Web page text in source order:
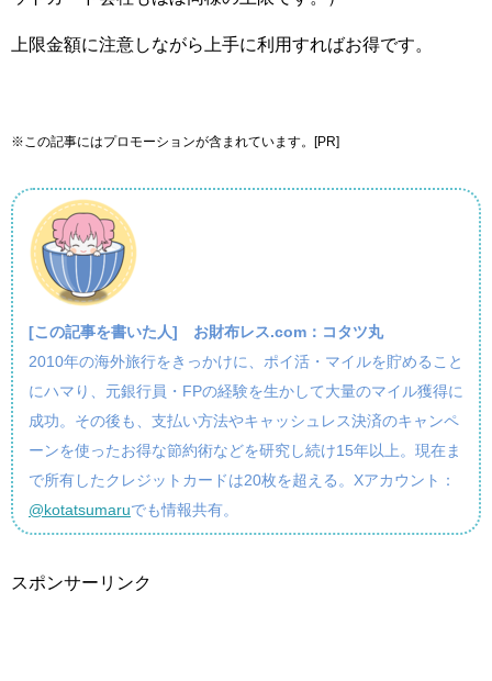
上限金額に注意しながら上手に利用すればお得です。
※この記事にはプロモーションが含まれています。[PR]
[この記事を書いた人] お財布レス.com：コタツ丸
2010年の海外旅行をきっかけに、ポイ活・マイルを貯めること
にハマり、元銀行員・FPの経験を生かして大量のマイル獲得に
成功。その後も、支払い方法やキャッシュレス決済のキャンペ
ーンを使ったお得な節約術などを研究し続け15年以上。現在ま
で所有したクレジットカードは20枚を超える。Xアカウント：
@kotatsumaruでも情報共有。
スポンサーリンク